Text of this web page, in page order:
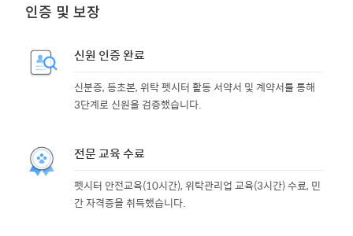
인증 및 보장
신원 인증 완료
신분증, 등초본, 위탁 펫시터 활동 서약서 및 계약서를 통해
3단계로 신원을 검증했습니다.
전문 교육 수료
펫시터 안전교육(10시간), 위탁관리업 교육(3시간) 수료, 민
간 자격증을 취득했습니다.